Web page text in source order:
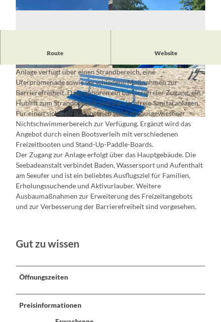
© Stadt- und Touristinformation Strausberg
© Stadt- und Touristinformation Strausberg © Stadt- und Touristinformation Strausberg
Route Website
Die Seebadeanstalt Strausberg am Straussee bietet vielfältige
Anlage verfügt über einen Strandbereich, eine
Uferpromenade sowie verschiedene Maßnahmen zur
Barrierefreiheit. Dazu gehören ein barrierefreier Zugang, ein
Hublift zum Strandbereich und barrierefreie Sanitäranlagen.
Für einen sicheren Badebetrieb steht ein ausgewiesener
Nichtschwimmerbereich zur Verfügung. Ergänzt wird das
Angebot durch einen Bootsverleih mit verschiedenen
Freizeitbooten und Stand-Up-Paddle-Boards.
Der Zugang zur Anlage erfolgt über das Hauptgebäude. Die
Seebadeanstalt verbindet Baden, Wassersport und Aufenthalt
am Seeufer und ist ein beliebtes Ausflugsziel für Familien,
Erholungssuchende und Aktivurlauber. Weitere
Ausbaumaßnahmen zur Erweiterung des Freizeitangebots
und zur Verbesserung der Barrierefreiheit sind vorgesehen.
Gut zu wissen
Öffnungszeiten
Preisinformationen